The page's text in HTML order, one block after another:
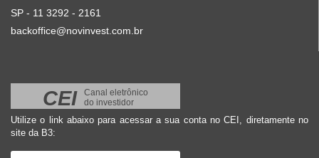
SP - 11 3292 - 2161
backoffice@novinvest.com.br
CEI
Canal eletrônico
do investidor
Utilize o link abaixo para acessar a sua conta no CEI, diretamente no
site da B3: